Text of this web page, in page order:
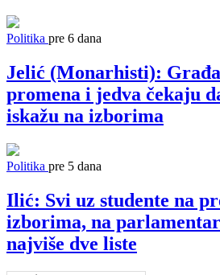
Politika pre 6 dana
Jelić (Monarhisti):
promena i jedva čekaju
iskažu na izborima
Politika pre 5 dana
Ilić: Svi uz studente na
izborima, na
najviše dve liste